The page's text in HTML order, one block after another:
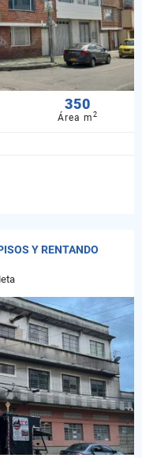
350
Área m2
Y RENTANDO